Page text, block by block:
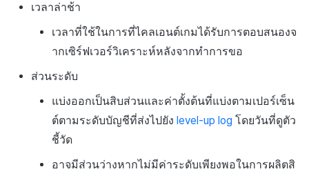
เวลาล่าช้า
เวลาที่ใช้ในการที่ไคลเอนต์เกมได้รับการตอบสนองจ
ากเซิร์ฟเวอร์วิเคราะห์หลังจากทำการขอ
ส่วนระดับ
แบ่งออกเป็นสิบส่วนและค่าตั้งต้นที่แบ่งตามเปอร์เซ็น
ต์ตามระดับบัญชีที่ส่งไปยัง level-up log โดยวันที่ดูตัว
ชี้วัด
อาจมีส่วนว่างหากไม่มีค่าระดับเพียงพอในการผลิตสิ